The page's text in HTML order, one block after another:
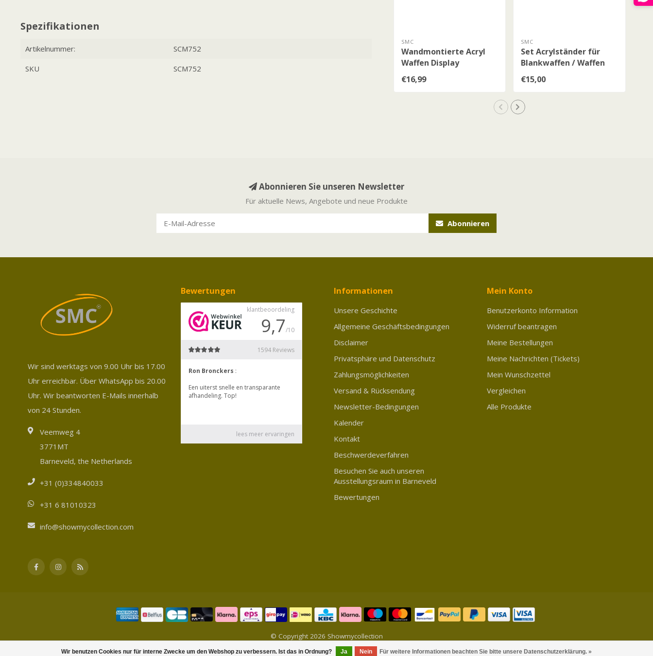
Spezifikationen
Artikelnummer: SCM752
SKU SCM752
SMC
Wandmontierte Acryl
Waffen Display
€16,99
SMC
Set Acrylständer für
Blankwaffen / Waffen
(kleine Ausführung)
€15,00
Wir benutzen Cookies nur für interne Zwecke um den Webshop zu verbessern. Ist das in Ordnung? Ja Nein Für weitere Informationen beachten Sie bitte unsere Datenschutzerklärung. »
Abonnieren Sie unseren Newsletter
Für aktuelle News, Angebote und neue Produkte
Abonnieren
Wir sind werktags von 9.00 Uhr bis 17.00
Uhr erreichbar. Über WhatsApp bis 20.00
Uhr. Wir beantworten E-Mails innerhalb
von 24 Stunden.
Veemweg 4
3771MT
Barneveld, the Netherlands
+31 (0)334840033
+31 6 81010323
info@showmycollection.com
Bewertungen Informationen
Unsere Geschichte
Allgemeine Geschäftsbedingungen
Disclaimer
Privatsphäre und Datenschutz
Zahlungsmöglichkeiten
Versand & Rücksendung
Newsletter-Bedingungen
Kalender
Kontakt
Beschwerdeverfahren
Besuchen Sie auch unseren
Ausstellungsraum in Barneveld
Bewertungen
Mein Konto
Benutzerkonto Information
Widerruf beantragen
Meine Bestellungen
Meine Nachrichten (Tickets)
Mein Wunschzettel
Vergleichen
Alle Produkte
© Copyright 2026 Showmycollection